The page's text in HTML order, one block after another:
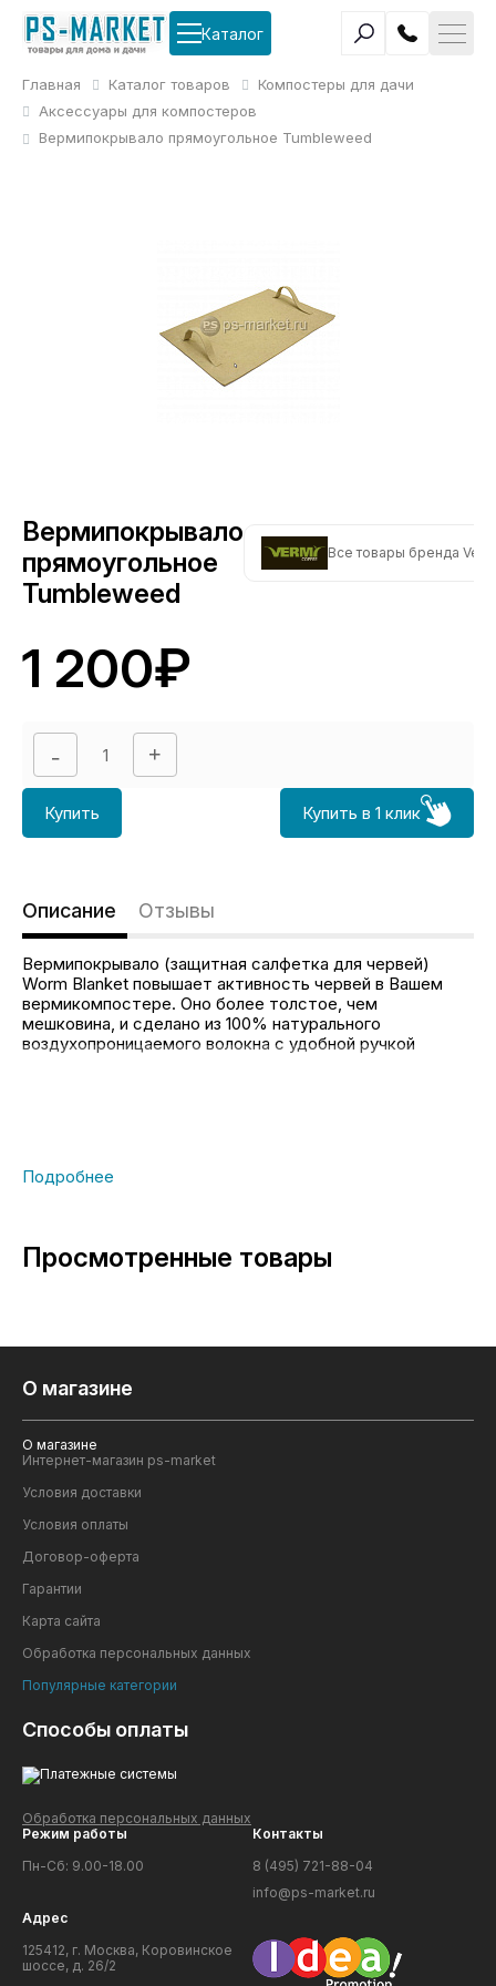
Каталог
Главная Каталог товаров
Компостеры для дачи
Аксессуары для компостеров
Вермипокрывало прямоугольное Tumbleweed
Вермипокрывало
прямоугольное
Tumbleweed
Все товары бренда
1 200₽
Купить Купить в 1 клик
Описание Отзывы
Вермипокрывало (защитная салфетка для червей)
Worm Blanket повышает активность червей в Вашем
вермикомпостере. Оно более толстое, чем
мешковина, и сделано из 100% натурального
воздухопроницаемого волокна с удобной ручкой
Просмотренные товары
О магазине
О магазине
Интернет-магазин ps-market
Условия доставки
Условия оплаты
Договор-оферта
Гарантии
Карта сайта
Обработка персональных данных
Популярные категории
Способы оплаты
Обработка персональных данных
Режим работы
Пн-Сб: 9.00-18.00
Контакты
8 (495) 721-88-04
info@ps-market.ru
Адрес
125412, г. Москва, Коровинское
шоссе, д. 26/2